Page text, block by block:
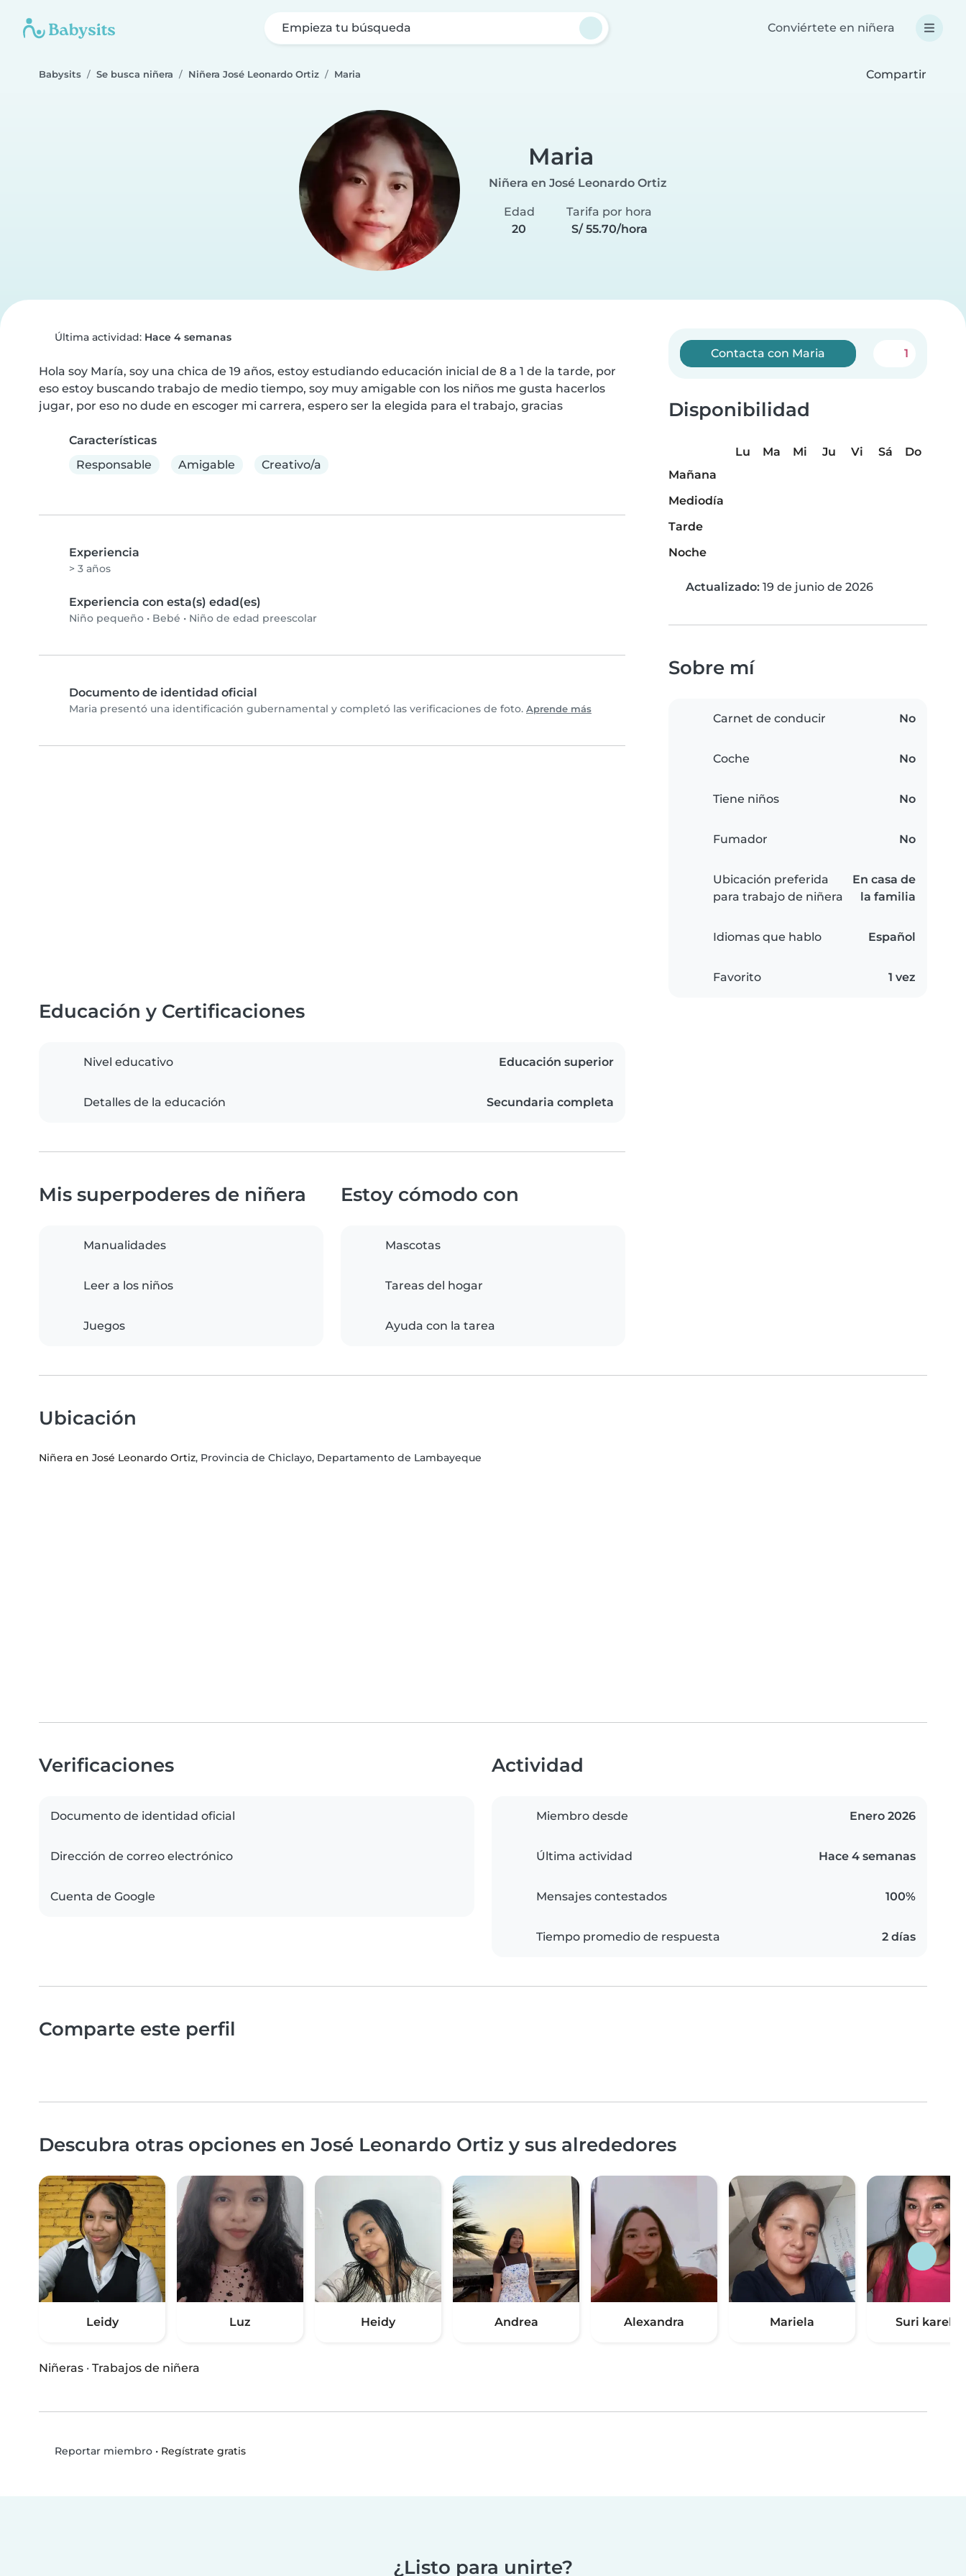
Empieza tu búsqueda Conviértete en niñera
Babysits Se busca niñera Niñera José Leonardo Ortiz Maria Compartir
Maria
Niñera en José Leonardo Ortiz
Edad
20
Tarifa por hora
S/ 55.70/hora
Última actividad: Hace 4 semanas
Hola soy María, soy una chica de 19 años, estoy estudiando educación inicial de 8 a 1 de la tarde, por
eso estoy buscando trabajo de medio tiempo, soy muy amigable con los niños me gusta hacerlos
jugar, por eso no dude en escoger mi carrera, espero ser la elegida para el trabajo, gracias
Características
Responsable
Amigable Creativo/a
Experiencia
> 3 años
Experiencia con esta(s) edad(es)
Niño pequeño • Bebé • Niño de edad preescolar
Documento de identidad oficial
Maria presentó una identificación gubernamental y completó las verificaciones de foto. Aprende más
Contacta con Maria 1
Disponibilidad
Lu Ma Mi Ju Vi Sá
Do
Mañana
Mediodía
Tarde
Noche
Actualizado: 19 de junio de 2026
Sobre mí
Carnet de conducir No
Coche No
Tiene niños No
Fumador No
Ubicación preferida
para trabajo de niñera
En casa de
la familia
Idiomas que hablo Español
Favorito 1 vez
Educación y Certificaciones
Nivel educativo Educación superior
Detalles de la educación Secundaria completa
Mis superpoderes de niñera
Manualidades
Leer a los niños
Juegos
Estoy cómodo con
Mascotas
Tareas del hogar
Ayuda con la tarea
Ubicación
Niñera en José Leonardo Ortiz, Provincia de Chiclayo, Departamento de Lambayeque
Verificaciones
Documento de identidad oficial
Dirección de correo electrónico
Cuenta de Google
Actividad
Miembro desde Enero 2026
Última actividad Hace 4 semanas
Mensajes contestados 100%
Tiempo promedio de respuesta 2 días
Comparte este perfil
Descubra otras opciones en José Leonardo Ortiz y sus alrededores
Leidy Luz Heidy Andrea Alexandra Mariela Suri karelys
Niñeras · Trabajos de niñera
Reportar miembro• Regístrate gratis
¿Listo para unirte?